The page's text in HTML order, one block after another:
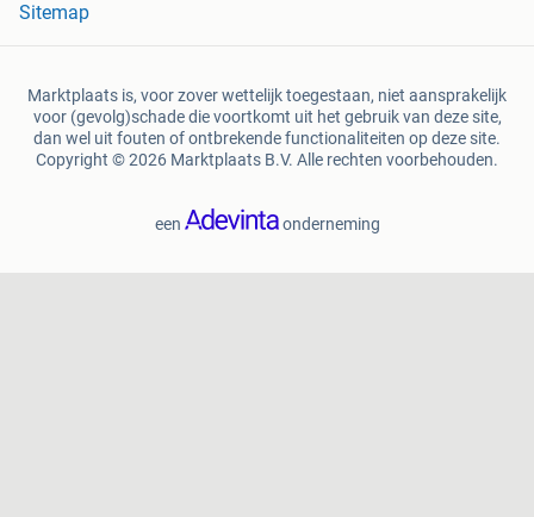
Sitemap
Marktplaats is, voor zover wettelijk toegestaan, niet aansprakelijk
voor (gevolg)schade die voortkomt uit het gebruik van deze site,
dan wel uit fouten of ontbrekende functionaliteiten op deze site.
Copyright © 2026 Marktplaats B.V. Alle rechten voorbehouden.
een onderneming